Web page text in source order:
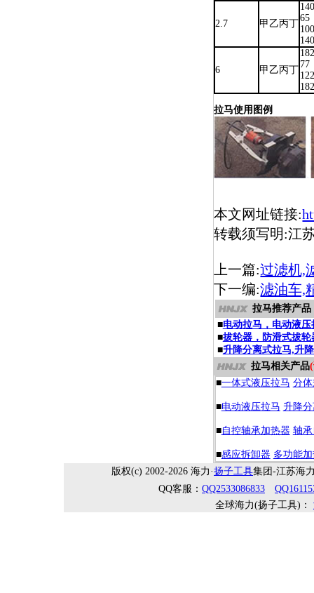
2.7 甲乙丙丁
65
6 甲乙丙丁
77
拉马使用图例
本文网址链接:
转载须写明:江
上一篇:过滤机,
下一编:滤油车,
拉马推荐产品
■电动拉马，电动液压
■拔轮器，防滑式拔轮
■升降分离式拉马,升
拉马相关产品
■一体式液压拉马 分
■电动液压拉马 升降
■自控轴承加热器 轴
■感应拆卸器 多功能
版权(c) 2002-2026 海力·扬子工具集团-江苏海
QQ客服： QQ2533086833
全球海力(扬子工具)：